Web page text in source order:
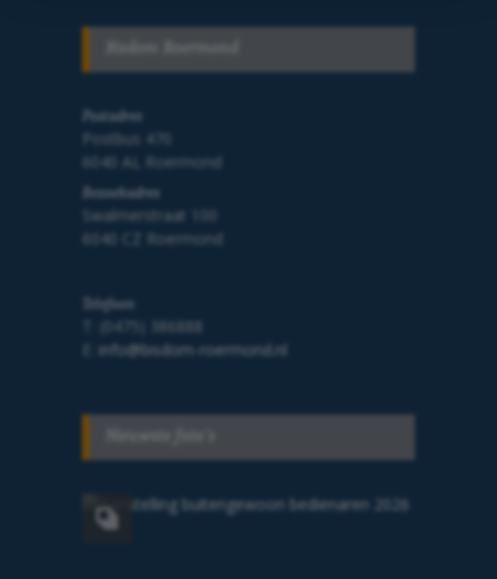
Postadres
Postbus 470
6040 AL Roermond
Bezoekadres
Swalmerstraat 100
6040 CZ Roermond
Telefoon
T: (0475) 386888
info@bisdom-roermond.nl
Nieuwste foto's